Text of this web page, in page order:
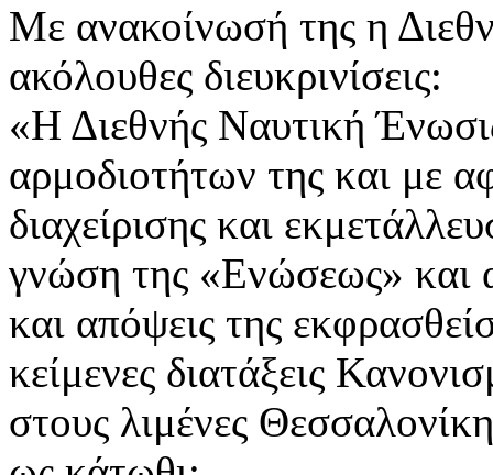
Με ανακοίνωσή της η
ακόλουθες διευκρινίσεις:
«Η Διεθνής Ναυτική
αρμοδιοτήτων της και με
διαχείρισης και
γνώση της «Ενώσεως» και
και απόψεις της
κείμενες διατάξεις
στους λιμένες